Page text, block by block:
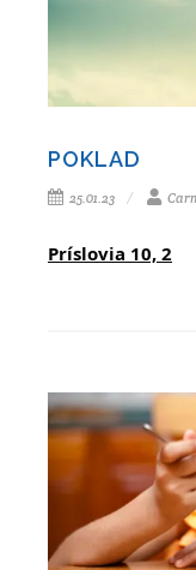
POKLAD
25.01.23
Príslovia 10, 2